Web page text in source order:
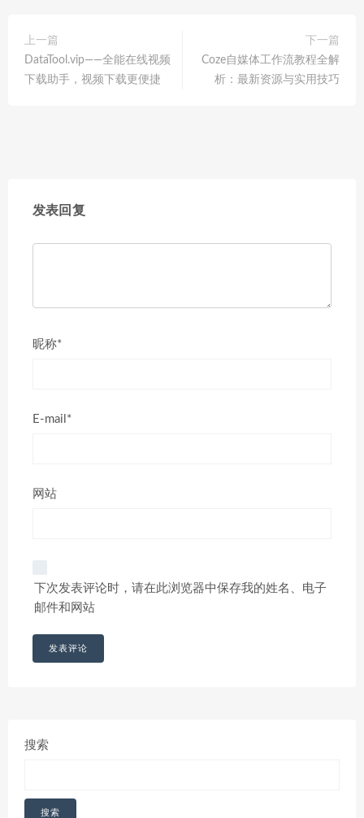
上一篇
DataTool.vip——全能在线视频
下载助手，视频下载更便捷
下一篇
Coze自媒体工作流教程全解
析：最新资源与实用技巧
发表回复
昵称*
E-mail*
网站
下次发表评论时，请在此浏览器中保存我的姓名、电子
邮件和网站
搜索
搜索